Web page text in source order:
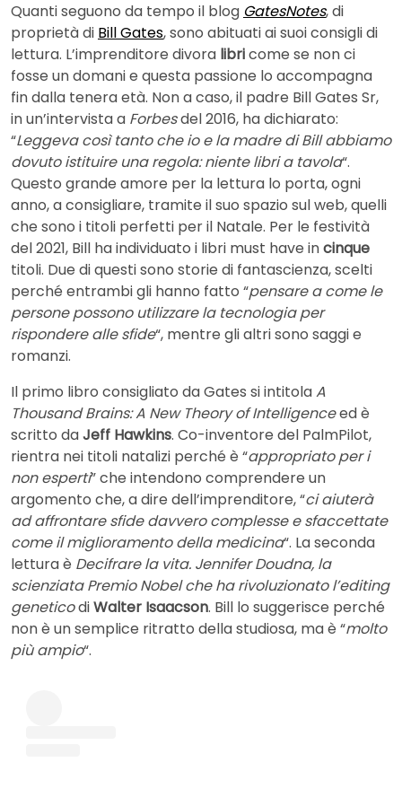
Quanti seguono da tempo il blog GatesNotes, di
proprietà di Bill Gates, sono abituati ai suoi consigli di
lettura. L’imprenditore divora libricome se non ci
fosse un domani e questa passione lo accompagna
fin dalla tenera età. Non a caso, il padre Bill Gates Sr,
in un’intervista a Forbesdel 2016, ha dichiarato:
“Leggeva così tanto che io e la madre di Bill abbiamo
dovuto istituire una regola: niente libri a tavola“.
Questo grande amore per la lettura lo porta, ogni
anno, a consigliare, tramite il suo spazio sul web, quelli
che sono i titoli perfetti per il Natale. Per le festività
del 2021, Bill ha individuato i libri must have incinque
titoli. Due di questi sono storie di fantascienza, scelti
perché entrambi gli hanno fatto “pensare a come le
persone possono utilizzare la tecnologia per
rispondere alle sfide“, mentre gli altri sono saggi e
romanzi.
Il primo libro consigliato da Gates si intitolaA
Thousand Brains: A New Theory of Intelligenceed è
scritto daJeff Hawkins. Co-inventore del PalmPilot,
rientra nei titoli natalizi perché è “appropriato per i
non esperti” che intendono comprendere un
argomento che, a dire dell’imprenditore, “ci aiuterà
ad affrontare sfide davvero complesse e sfaccettate
come il miglioramento della medicina“. La seconda
lettura è Decifrare la vita. Jennifer Doudna, la
scienziata Premio Nobel che ha rivoluzionato l’editing
geneticodiWalter Isaacson. Bill lo suggerisce perché
non è un semplice ritratto della studiosa, ma è “molto
più ampio“.